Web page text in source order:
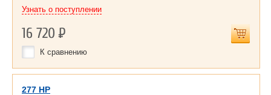
Узнать о поступлении
16 720Р
К сравнению
277 HP